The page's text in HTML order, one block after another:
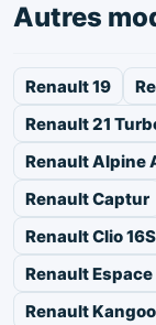
Autres
Renault 19
Renault 21
Renault Alpine
Renault Captur
Renault Clio 16S
Renault Espace
Renault Kangoo